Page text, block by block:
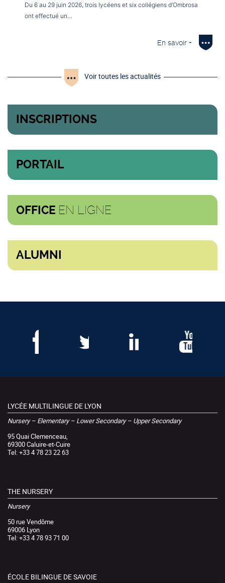
Du 6 au 29 juin 2026, trois lycéens et six collégiens d’Ombrosa
ont effectué un…
En savoir +
Voir toutes les actualités
INSCRIPTIONS
PORTAIL
OFFICE EN LIGNE
ALUMNI
LYCÉE MULTILINGUE DE LYON
Nursery – Elementary – Lower Secondary – Upper Secondary
95 Quai Clemenceau,
69300 Caluire-et-Cuire
Tel: +33 4 78 23 22 63
THE NURSERY
Nursery
50 rue Vendôme
69006 Lyon
Tel: +33 4 78 93 71 00
ÉCOLE BILINGUE DE SAVOIE